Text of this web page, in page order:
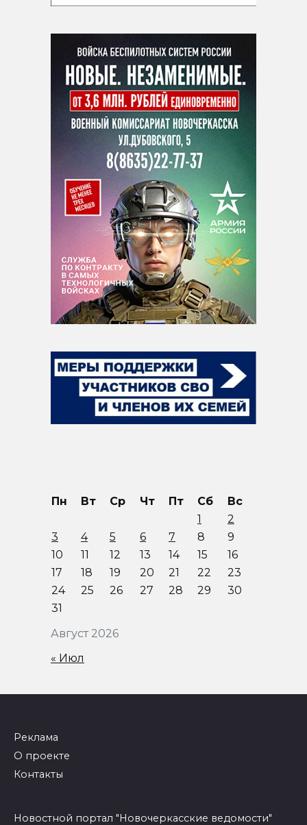
Август 2026
Пн Вт Ср Чт Пт Сб
Вс
1
2
3
4 5 6 7 8
9
10
11 12 13 14 15
16
17
18 19 20 21 22
23
24
25 26 27 28 29
30
31
« Июл
Реклама
О проекте
Контакты
Новостной портал "Новочеркасские ведомости"